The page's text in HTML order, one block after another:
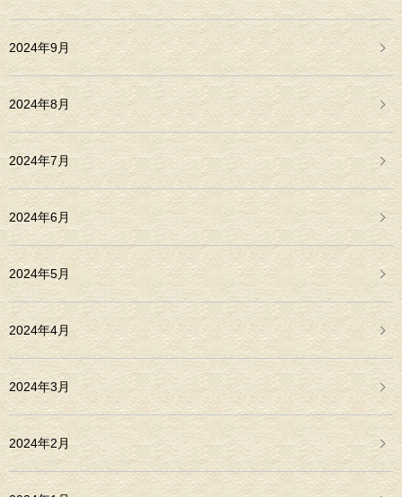
2024年9月
2024年8月
2024年7月
2024年6月
2024年5月
2024年4月
2024年3月
2024年2月